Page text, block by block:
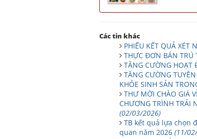
Các tin khác
PHIẾU KẾT QUẢ XÉT
THỰC ĐƠN BÁN TRÚ
TĂNG CƯỜNG HOẠT
TĂNG CƯỜNG
KHỎE SINH SẢN
THƯ MỜI CHÀO GIÁ
CHƯƠNG TRÌNH TRẢI
(02/03/2026)
TB kết quả lựa chọn
quan năm 2026 (11/